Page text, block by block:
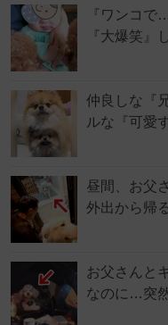
『ワンコ
『大爆笑
仲良しな『
ルな『可愛
昼間、お父
外出から帰
お父さんと
なのに…突